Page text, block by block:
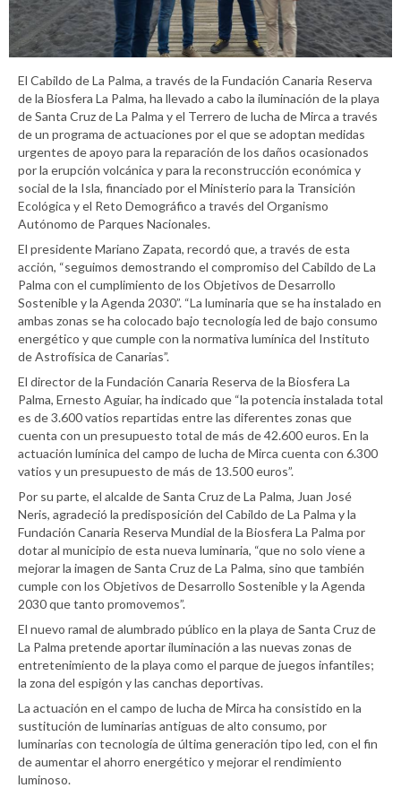
El Cabildo de La Palma, a través de la Fundación Canaria Reserva
de la Biosfera La Palma, ha llevado a cabo la iluminación de la playa
de Santa Cruz de La Palma y el Terrero de lucha de Mirca a través
de un programa de actuaciones por el que se adoptan medidas
urgentes de apoyo para la reparación de los daños ocasionados
por la erupción volcánica y para la reconstrucción económica y
social de la Isla, financiado por el Ministerio para la Transición
Ecológica y el Reto Demográfico a través del Organismo
Autónomo de Parques Nacionales.
El presidente Mariano Zapata, recordó que, a través de esta
acción, “seguimos demostrando el compromiso del Cabildo de La
Palma con el cumplimiento de los Objetivos de Desarrollo
Sostenible y la Agenda 2030”. “La luminaria que se ha instalado en
ambas zonas se ha colocado bajo tecnología led de bajo consumo
energético y que cumple con la normativa lumínica del Instituto
de Astrofísica de Canarias”.
El director de la Fundación Canaria Reserva de la Biosfera La
Palma, Ernesto Aguiar, ha indicado que “la potencia instalada total
es de 3.600 vatios repartidas entre las diferentes zonas que
cuenta con un presupuesto total de más de 42.600 euros. En la
actuación lumínica del campo de lucha de Mirca cuenta con 6.300
vatios y un presupuesto de más de 13.500 euros”.
Por su parte, el alcalde de Santa Cruz de La Palma, Juan José
Neris, agradeció la predisposición del Cabildo de La Palma y la
Fundación Canaria Reserva Mundial de la Biosfera La Palma por
dotar al municipio de esta nueva luminaria, “que no solo viene a
mejorar la imagen de Santa Cruz de La Palma, sino que también
cumple con los Objetivos de Desarrollo Sostenible y la Agenda
2030 que tanto promovemos”.
El nuevo ramal de alumbrado público en la playa de Santa Cruz de
La Palma pretende aportar iluminación a las nuevas zonas de
entretenimiento de la playa como el parque de juegos infantiles;
la zona del espigón y las canchas deportivas.
La actuación en el campo de lucha de Mirca ha consistido en la
sustitución de luminarias antiguas de alto consumo, por
luminarias con tecnología de última generación tipo led, con el fin
de aumentar el ahorro energético y mejorar el rendimiento
luminoso.